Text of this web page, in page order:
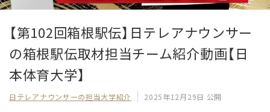
【第102回箱根駅伝】日テレアナウンサー
の箱根駅伝取材担当チーム紹介動画【日
本体育大学】
日テレアナウンサーの担当大学紹介 2025年12月29日 公開